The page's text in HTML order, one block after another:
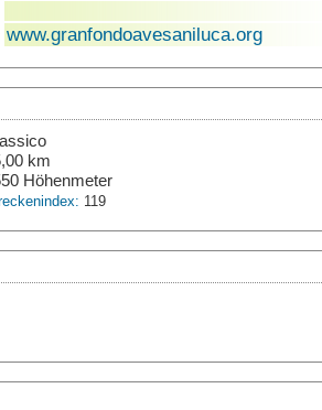
www.granfondoavesaniluca.org
km
Höhenmeter
119